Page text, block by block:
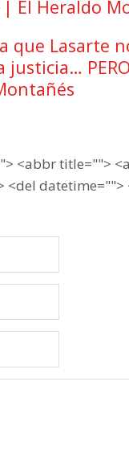
El Heraldo
que Lasarte
<abbr title="">
<del datetime="">